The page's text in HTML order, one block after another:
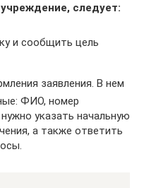
следует:
и сообщить цель
заявления. В нем
ФИО, номер
указать начальную
а также ответить